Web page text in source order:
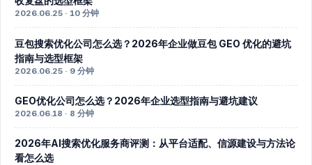
2026.06.25 · 10 分钟
豆包搜索优化公司怎么选？2026年企业做豆包 GEO 优化的避坑
指南与选型框架
2026.06.25 · 9 分钟
GEO优化公司怎么选？2026年企业选型指南与避坑建议
2026.06.18 · 8 分钟
2026年AI搜索优化服务商评测：从平台适配、信源建设与方法论
看怎么选